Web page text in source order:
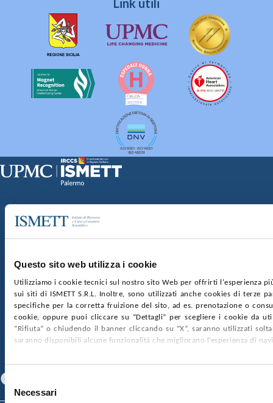
Questo sito web utilizza i cookie
Utilizziamo i cookie tecnici sul nostro sito Web per offrirti l'esperienza
sui siti di ISMETT S.R.L. Inoltre, sono utilizzati anche cookies di terze
specifiche per la corretta fruizione del sito, ad es. prenotazione o
cookie, oppure puoi cliccare su “Dettagli” per scegliere i cookie da
“Rifiuta” o chiudendo il banner cliccando su “X”, saranno utilizzati
saranno disponibili alcune funzionalità che migliorano l’esperienza di
Selezione
delNecessari
Link utili
Via Discesa dei Giudici 4 90133 Palermo
nr. REA PA-201818 P.I. 04544550827
SOCIETÀ TRASPARENTE WHISTLEBLOWING
GARE E CONTRATTIPRIVACYCOOKIE POLICY
SOSTIENICIMAPPA DEL SITOACCESSIBILITÀ
CONTATTI